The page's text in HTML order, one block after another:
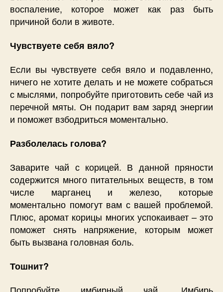
воспаление, которое может как раз быть
причиной боли в животе.
Чувствуете себя вяло?
Если вы чувствуете себя вяло и подавленно,
ничего не хотите делать и не можете собраться
с мыслями, попробуйте приготовить себе чай из
перечной мяты. Он подарит вам заряд энергии
и поможет взбодриться моментально.
Разболелась голова?
Заварите чай с корицей. В данной пряности
содержится много питательных веществ, в том
числе марганец и железо, которые
моментально помогут вам с вашей проблемой.
Плюс, аромат корицы многих успокаивает – это
поможет снять напряжение, которым может
быть вызвана головная боль.
Тошнит?